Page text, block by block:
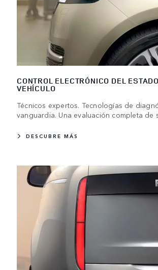
CONTROL ELECTRÓNICO DEL
VEHÍCULO
Técnicos expertos. Tecnologías de
vanguardia. Una evaluación completa de
DESCUBRE MÁS